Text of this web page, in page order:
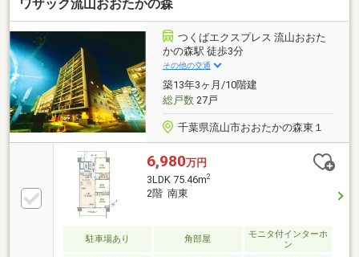
グ 等【交換】ガスコンロ、ウォシュレット、水栓(キ
ッチン・浴室・洗面室) 等【その他】ハウスクリーニ
ング 他▼周辺環境・ヤオコー南流山店 徒歩6分(約
420m)※サービスバルコニー面積:2.20平米■ ご希望の住
まい探しをお手伝いします ━━━━━・・・物件の詳
細・ご相談はお気軽にお問い合わせください。
ワザック流山おおたかの森
つくばエクスプレス 流山おおた
かの森駅 徒歩3分
その他の交通
築13年3ヶ月/10階建
総戸数27戸
千葉県流山市おおたかの森東１
6,980万円
3LDK 75.46m2
2階 南東
駐車場あり 角部屋
モニタ付インターホ
ン